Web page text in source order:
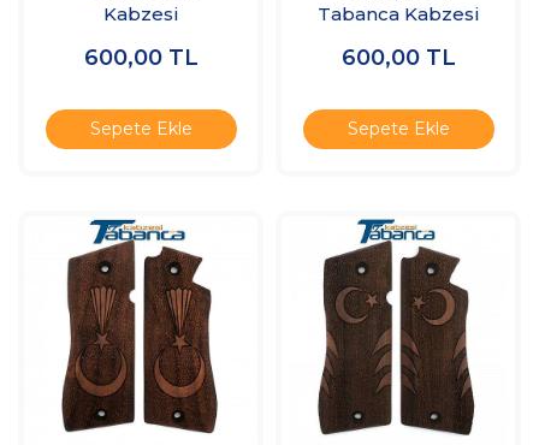
Kabzesi
600,00 TL
Sepete Ekle
Tabanca Kabzesi
600,00 TL
Sepete Ekle